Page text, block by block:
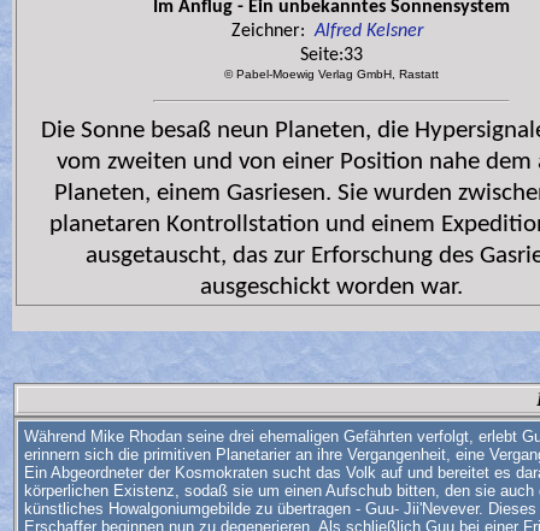
Im Anflug - Ein unbekanntes Sonnensystem
Zeichner:Alfred Kelsner
Seite:33
© Pabel-Moewig Verlag GmbH, Rastatt
Die Sonne besaß neun Planeten, die
vom zweiten und von einer Position nahe dem
Planeten, einem Gasriesen. Sie wurden
planetaren Kontrollstation und einem
ausgetauscht, das zur Erforschung des
ausgeschickt worden war.
Während Mike Rhodan seine drei ehemaligen Gefährten verfolgt, erlebt
erinnern sich die primitiven Planetarier an ihre Vergangenheit, eine
Ein Abgeordneter der Kosmokraten sucht das Volk auf und bereitet es
körperlichen Existenz, sodaß sie um einen Aufschub bitten, den sie
künstliches Howalgoniumgebilde zu übertragen - Guu- Jii'Nevever.
Erschaffer beginnen nun zu degenerieren. Als schließlich Guu bei einer